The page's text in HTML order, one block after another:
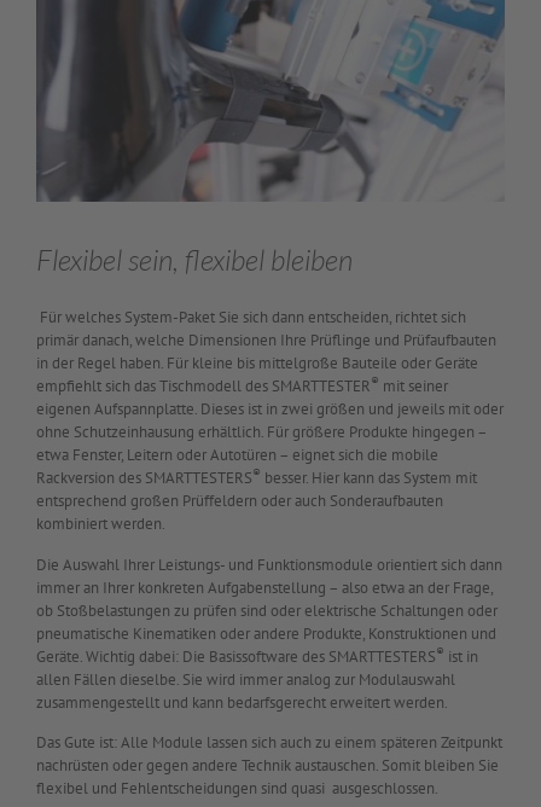
Flexibel sein, flexibel bleiben
Für welches System-Paket Sie sich dann entscheiden, richtet sich
primär danach, welche Dimensionen Ihre Prüflinge und Prüfaufbauten
in der Regel haben. Für kleine bis mittelgroße Bauteile oder Geräte
empfiehlt sich das Tischmodell des SMARTTESTER® mit seiner
eigenen Aufspannplatte. Dieses ist in zwei größen und jeweils mit oder
ohne Schutzeinhausung erhältlich. Für größere Produkte hingegen –
etwa Fenster, Leitern oder Autotüren – eignet sich die mobile
Rackversion des SMARTTESTERS® besser. Hier kann das System mit
entsprechend großen Prüffeldern oder auch Sonderaufbauten
kombiniert werden.
Die Auswahl Ihrer Leistungs- und Funktionsmodule orientiert sich dann
immer an Ihrer konkreten Aufgabenstellung – also etwa an der Frage,
ob Stoßbelastungen zu prüfen sind oder elektrische Schaltungen oder
pneumatische Kinematiken oder andere Produkte, Konstruktionen und
Geräte. Wichtig dabei: Die Basissoftware des SMARTTESTERS® ist in
allen Fällen dieselbe. Sie wird immer analog zur Modulauswahl
zusammengestellt und kann bedarfsgerecht erweitert werden.
Das Gute ist: Alle Module lassen sich auch zu einem späteren Zeitpunkt
nachrüsten oder gegen andere Technik austauschen. Somit bleiben Sie
flexibel und Fehlentscheidungen sind quasi ausgeschlossen.